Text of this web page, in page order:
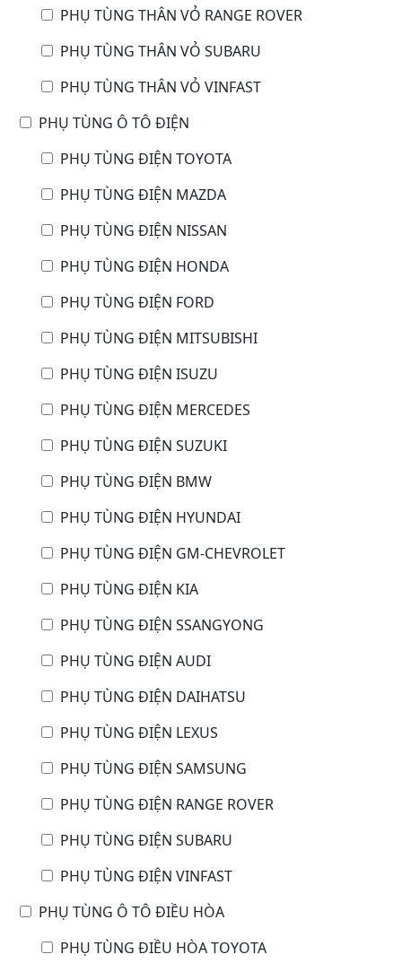
PHỤ TÙNG THÂN VỎ RANGE ROVER
PHỤ TÙNG THÂN VỎ SUBARU
PHỤ TÙNG THÂN VỎ VINFAST
PHỤ TÙNG Ô TÔ ĐIỆN
PHỤ TÙNG ĐIỆN TOYOTA
PHỤ TÙNG ĐIỆN MAZDA
PHỤ TÙNG ĐIỆN NISSAN
PHỤ TÙNG ĐIỆN HONDA
PHỤ TÙNG ĐIỆN FORD
PHỤ TÙNG ĐIỆN MITSUBISHI
PHỤ TÙNG ĐIỆN ISUZU
PHỤ TÙNG ĐIỆN MERCEDES
PHỤ TÙNG ĐIỆN SUZUKI
PHỤ TÙNG ĐIỆN BMW
PHỤ TÙNG ĐIỆN HYUNDAI
PHỤ TÙNG ĐIỆN GM-CHEVROLET
PHỤ TÙNG ĐIỆN KIA
PHỤ TÙNG ĐIỆN SSANGYONG
PHỤ TÙNG ĐIỆN AUDI
PHỤ TÙNG ĐIỆN DAIHATSU
PHỤ TÙNG ĐIỆN LEXUS
PHỤ TÙNG ĐIỆN SAMSUNG
PHỤ TÙNG ĐIỆN RANGE ROVER
PHỤ TÙNG ĐIỆN SUBARU
PHỤ TÙNG ĐIỆN VINFAST
PHỤ TÙNG Ô TÔ ĐIỀU HÒA
PHỤ TÙNG ĐIỀU HÒA TOYOTA